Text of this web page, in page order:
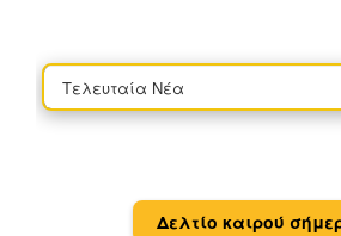
Τελευταία Νέα
Δελτίο καιρού